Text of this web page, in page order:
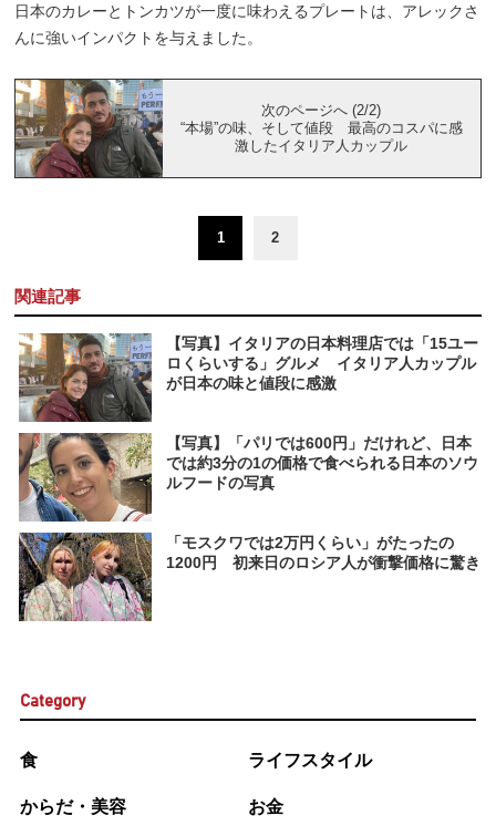
日本のカレーとトンカツが一度に味わえるプレートは、アレックさ
んに強いインパクトを与えました。
次のページへ (2/2)
“本場”の味、そして値段 最高のコスパに感
激したイタリア人カップル
1 2
関連記事
【写真】イタリアの日本料理店では「15ユー
ロくらいする」グルメ イタリア人カップル
が日本の味と値段に感激
【写真】「パリでは600円」だけれど、日本
では約3分の1の価格で食べられる日本のソウ
ルフードの写真
「モスクワでは2万円くらい」がたったの
1200円 初来日のロシア人が衝撃価格に驚き
Category
食 ライフスタイル
からだ・美容 お金